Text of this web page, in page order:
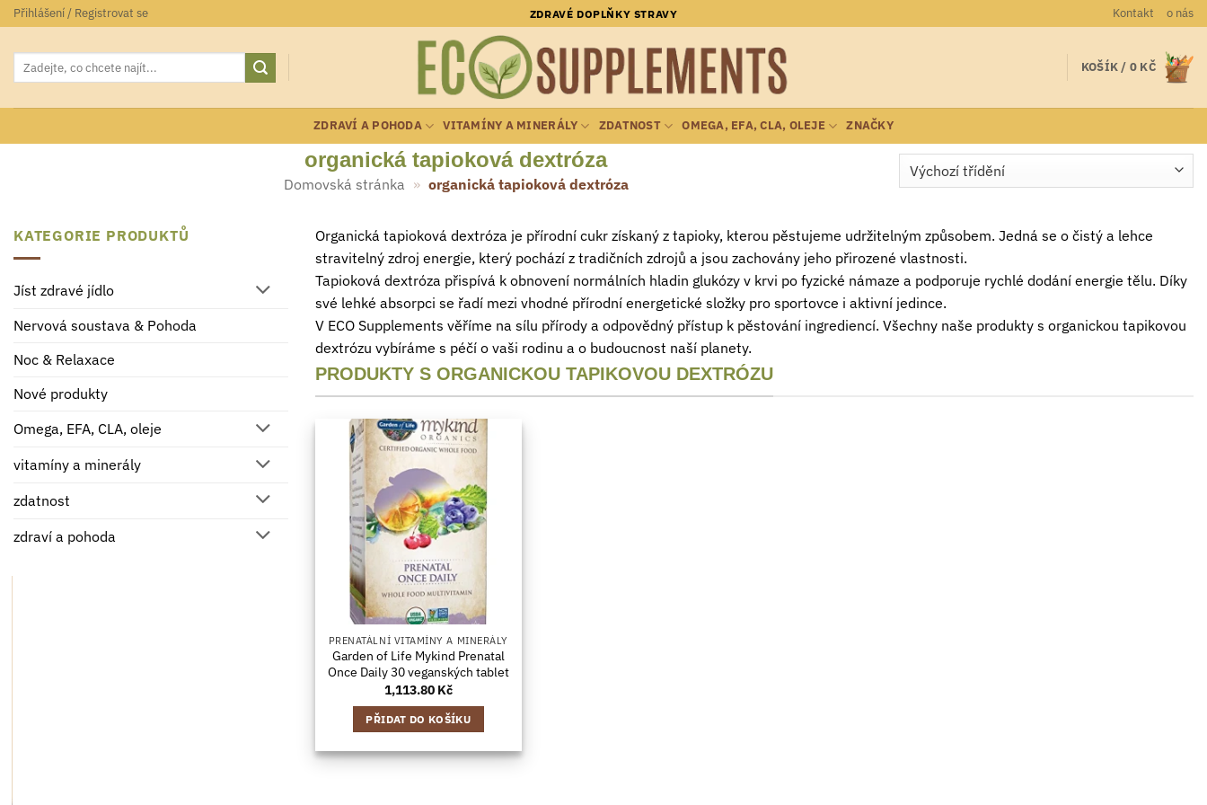
Přeskočit
na
obsah
Přihlášení / Registrovat se ZDRAVÉ DOPLŇKY STRAVY Kontakt o nás
Hledat: KOŠÍK / 0 KČ
ZDRAVÍ A POHODA VITAMÍNY A MINERÁLY ZDATNOST OMEGA, EFA, CLA, OLEJE ZNAČKY
organická tapioková dextróza
Domovská stránka » organická tapioková dextróza
KATEGORIE PRODUKTŮ
Jíst zdravé jídlo
Nervová soustava & Pohoda
Noc & Relaxace
Nové produkty
Omega, EFA, CLA, oleje
vitamíny a minerály
zdatnost
zdraví a pohoda
Organická tapioková dextróza je přírodní cukr získaný z tapioky, kterou pěstujeme udržitelným způsobem. Jedná se o čistý a lehce
stravitelný zdroj energie, který pochází z tradičních zdrojů a jsou zachovány jeho přirozené vlastnosti.
Tapioková dextróza přispívá k obnovení normálních hladin glukózy v krvi po fyzické námaze a podporuje rychlé dodání energie tělu. Díky
své lehké absorpci se řadí mezi vhodné přírodní energetické složky pro sportovce i aktivní jedince.
V ECO Supplements věříme na sílu přírody a odpovědný přístup k pěstování ingrediencí. Všechny naše produkty s organickou tapikovou
dextrózu vybíráme s péčí o vaši rodinu a o budoucnost naší planety.
PRODUKTY S ORGANICKOU TAPIKOVOU DEXTRÓZU
PRENATÁLNÍ VITAMÍNY A MINERÁLY
Garden of Life Mykind Prenatal
Once Daily 30 veganských tablet
1,113.80 Kč
PŘIDAT DO KOŠÍKU